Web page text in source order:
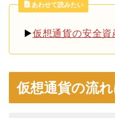
あわせて読みたい
▶️仮想通貨の安全資
仮想通貨の流